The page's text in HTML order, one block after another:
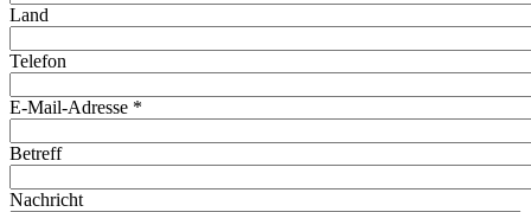
Land
Telefon
E-Mail-Adresse *
Betreff
Nachricht